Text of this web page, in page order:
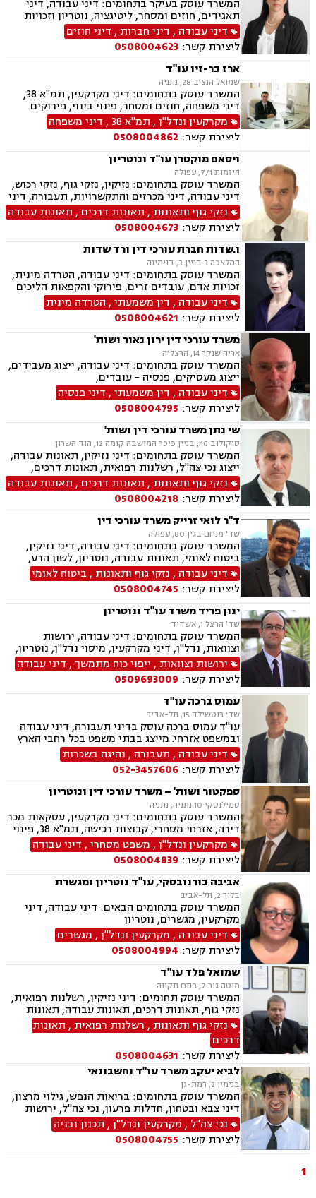
מחיקת רישום פלילי, תעבורה, פש"ר, חדלות פירעון,
לשון הרע, ירושות וצוואות, נוטריון, נוטריון אנגלית
המשרד עוסק בעיקר בתחומים: דיני עבודה, דיני
תאגידים, חוזים ומסחר, ליטיגציה, נוטריון וזכויות
נשים בהריון.
דיני עבודה , דיני חברות , דיני חוזים
ליצירת קשר: 0508004623
ארז בר-זיו עו"ד
שמואל הנציב 28, נתניה
המשרד עוסק בתחומים: דיני מקרקעין, תמ"א 38,
דיני משפחה, חוזים ומסחר, פינוי בינוי, פירוקים
והקפאות הליכים, תכנון ובניה, מזונות, לשון הרע,
ליטיגציה, גישור במשפחה, ירושות וצוואות, משמורת,
משפט אזרחי , סדר דין אזרחי וראיות, עסקאות מכר
דירה, ערבויות ושטרות , פינוי מושכר, תאונות
עבודה, תביעות יצוגיות, אבהות , אפוטרופסות,
גירושין, גישור ובוררויות, דיני עבודה, חלוקת רכוש.
מקרקעין ונדל"ן, תמ"א 38 , דיני משפחה
ליצירת קשר: 0508004862
ויסאם מוקטרן עו"ד ונוטריון
היזמות 7/1, עפולה
המשרד עוסק בתחומים: נזיקין, נזקי גוף, נזקי רכוש,
דיני עבודה, דיני מכרזים והתקשרויות, תעבורה, דיני
חוזים, דיני ביטוח, דיני מקרקעין, רשלנות רפואית,
תאונות ספורט, סדר דין אזרחי וראיות, חוקתי
ומנהלי, גישור ובוררויות, ביטוח לאומי, תאונות
דרכים, תאונות עבודה, משרד הביטחון, נכי צה"ל,
לשון הרע, צווי מניעה, ירושות וצוואות, נוטריון,
רשלנות רפואית- הריון ולידה
נזקי גוף ותאונות , תאונות דרכים , תאונות עבודה
ליצירת קשר: 0508004673
ו.שדות חברת עורכי דין ורד שדות
המלאכה 3 בניין 3, בנימינה
המשרד עוסק בתחומים: דיני עבודה, הטרדה מינית,
זכויות אדם, עובדים זרים, פירוקי והקפאות הליכים
עובדים, זרים בחקלאות
דיני עבודה , דין משמעתי, הטרדה מינית
ליצירת קשר: 0508004621
משרד עורכי דין ירון נאור ושות'
אריה שנקר 14, הרצליה
המשרד עוסק בתחומים: דיני עבודה, ייצוג מעבידים,
ייצוג מעסיקים, פנסיה - עובדים,
דיני עבודה , דין משמעתי, דיני פנסיה
ליצירת קשר: 0508004795
שי נתן משרד עורכי דין ושות'
סוקולוב 46, בניין כיכר המושבה קומה 12, הוד השרון
המשרד עוסק בתחומים: דיני נזיקין, תאונות עבודה,
ייצוג נכי צה"ל, רשלנות רפואית, תאונות דרכים,
משרד הביטחון, לשון הרע, ירושות וצוואות, ייפוי כוח
מתמשך
נזקי גוף ותאונות , תאונות דרכים , תאונות עבודה
ליצירת קשר: 0508004218
ד"ר לואי זרייק משרד עורכי דין
שד' מנחם בגין 80, עפולה
המשרד עוסק בתחומים: דיני עבודה, דיני נזיקין,
ביטוח לאומי, תאונות עבודה, נוטריון, לשון הרע,
רשויות מקומיות, אבדן כושר עבודה , הטרדה מינית.
דיני עבודה , נזקי גוף ותאונות , ביטוח לאומי
ליצירת קשר: 0508004745
ינון פריד משרד עו"ד ונוטריון
שד' הרצל 1, אשדוד
המשרד עוסק בתחומים: דיני עבודה, ירושות
וצוואות, נדל"ן, דיני מקרקעין, מיסוי נדל"ן, נוטריון,
עסקאות מכר דירה, דיני חברות, ליטיגציה, דיני
חוזים, ערבויות ושטרות , פינוי מושכר, אזרחי מסחרי
ירושות וצוואות , ייפוי כוח מתמשך, דיני עבודה
ליצירת קשר: 0509693009
עמוס ברכה עו"ד
שד' רוטשילד 15, תל-אביב
עו"ד עמוס ברכה עוסק בדיני תעבורה, דיני עבודה
ובמשפט אזרחי. מייצג בבתי משפט בכל רחבי הארץ
ובכל הערכאות. בהתאם לצרכי הלקוח מותאמים
השירותים המשפטיים הנחוצים לו, על מנת לתת לכל
לקוח את הטיפול המשפטי הטוב ביותר.
דיני עבודה , תעבורה , נהיגה בשכרות
ליצירת קשר: 052-3457606
ספקטור ושות' – משרד עורכי דין ונוטריון
סמילנסקי 10 נתניה, נתניה
המשרד עוסק בתחומים: דיני מקרקעין, עסקאות מכר
דירה, אזרחי מסחרי, קבוצות רכישה, תמ"א 38, פינוי
בינוי, פינוי מושכר, נדל"ן, מיסוי נדל"ן, ליטיגציה,
גישור ובוררויות, דיור מוגן, דיירות מוגנת , דיני
חוזים, דיני עבודה, דיני תאגידים, זכויות נשים
בהריון, ליווי עסקי
מקרקעין ונדל"ן, משפט מסחרי, דיני עבודה
ליצירת קשר: 0508004839
אביבה בורנובסקי, עו"ד נוטריון ומגשרת
בלוך 2, תל-אביב
המשרד עוסק בתחומים הבאים: דיני עבודה, דיני
מקרקעין, מגשרים, נוטריון
דיני עבודה , מקרקעין ונדל"ן, מגשרים
ליצירת קשר: 0508004994
שמואל פלד עו"ד
מוטה גור 7, פתח תקווה
המשרד עוסק תחומים: דיני נזיקין, רשלנות רפואית,
נזקי גוף, תאונות דרכים, תאונות עבודה, תאונות
תלמידים, ביטוח חיים, אובדן כושר עבודה, ביטוח
סיעודי, נכי צה"ל, תביעות ביטוח, נזקי רכוש, דיני
עבודה, דיני פנסיה, פירוקים והקפאות הליכים,
מקרקעין ונדל"ן, עסקאות מכר דירה, הפקעות
מקרקעין, מיסוי מקרקעין, פינוי מושכר, ייפוי כוח
מתמשך, ירושות וצוואות, הסכמי ממון
נזקי גוף ותאונות , רשלנות רפואית , תאונות
דרכים
ליצירת קשר: 0508004631
לביא יעקב משרד עו"ד וחשבונאי
בנימין 2, רמת-גן
המשרד עוסק בתחומים: בריאות הנפש, גילוי מרצון,
דיני צבא ובטחון, חדלות פרעון, נכי צה"ל, ירושות
וצוואות, רשויות מקומיות, לשון הרע, משרד הביטחון,
דיני עבודה, דיני ביטוח מיסים, דיני חוזים, חוקתי
ומנהלי, דיני מקרקעין, עסקאות מכר דירה
נכי צה"ל , מקרקעין ונדל"ן, תכנון ובניה
ליצירת קשר: 0508004755
1